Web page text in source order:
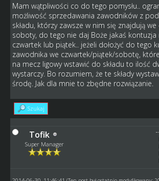
Mam wątpliwości co do tego pomysłu..
możliwość sprzedawania zawodników z
składu, którzy zawsze w nim się znajdują
soboty, do tego nie daj Boże jakaś kontuzja
czwartek lub piątek.. jeżeli dołożyć do tego
zawodnika we czwartek/piątek/sobotę,
na mecz ligowy wstawić do składu to ilość
wystarczy. Bo rozumiem, że te składy
środę. Jak dla mnie to zbędne rozwiązanie.
Szukaj
Tofik
Super Manager